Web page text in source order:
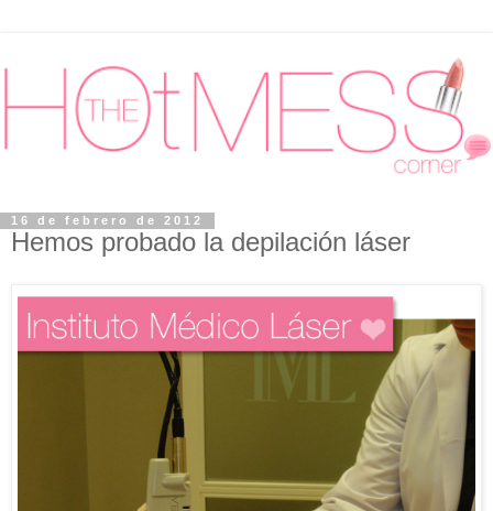
16 de febrero de 2012
Hemos probado la depilación láser